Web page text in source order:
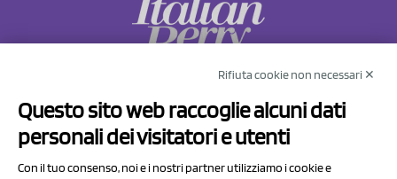
Via Prov.le Sassuolo Vignola 315/1
41057 Spilamberto (MO)
Rifiuta cookie non necessari ✕
Questo sito web raccoglie alcuni dati
personali dei visitatori e utenti
Con il tuo consenso, noi e i nostri partner utilizziamo i cookie e